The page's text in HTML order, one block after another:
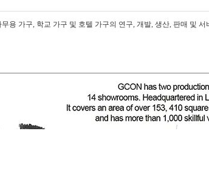
용 가구, 학교 가구 및 호텔 가구의 연구, 개발, 생산, 판매 및